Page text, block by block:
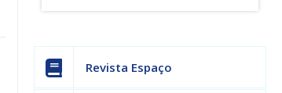
Revista Espaço